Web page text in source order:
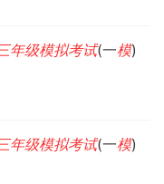
年级模拟考试(一模)
年级模拟考试(一模)